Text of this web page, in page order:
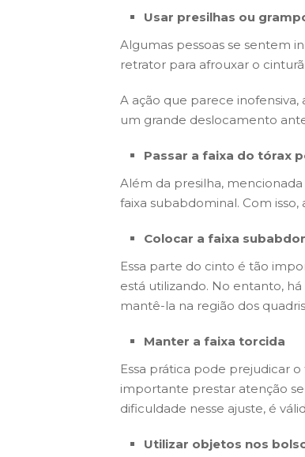
Usar presilhas ou
Algumas pessoas se sentem
retrator para afrouxar o
A ação que parece
um grande deslocamento
Passar a faixa do tórax
Além da presilha,
faixa subabdominal. Com
Colocar a faixa
Essa parte do cinto é tão
está utilizando. No entanto,
mantê-la na região dos
Manter a faixa torcida
Essa prática pode prejudicar
importante prestar atenção
dificuldade nesse ajuste, é
Utilizar objetos nos